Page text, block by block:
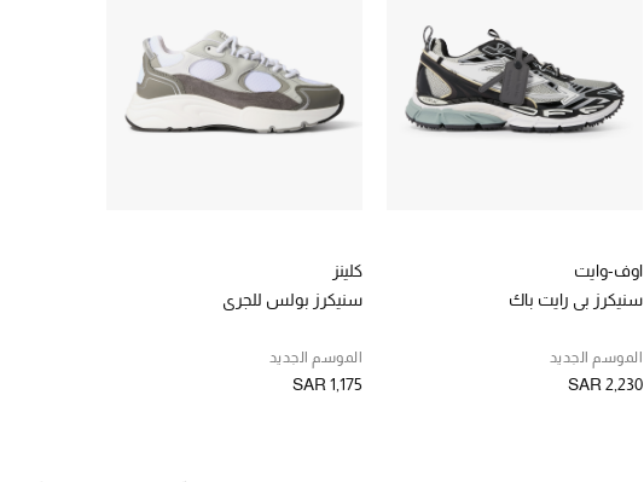
اوف-وايت
سنيكرز بي رايت باك
الموسم الجديد
SAR 2,230
كلينز
سنيكرز بولس للجري
الموسم الجديد
SAR 1,175